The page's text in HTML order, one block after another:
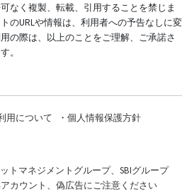
なく複製、転載、引用することを禁じま
のURLや情報は、利用者への予告なしに変
の際は、以上のことをご理解、ご承諾さ
。
用について ・ 個人情報保護方針
トマネジメントグループ、SBIグループ
カウント、偽広告にご注意ください